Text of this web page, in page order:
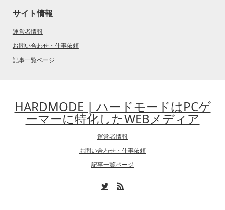
サイト情報
運営者情報
お問い合わせ・仕事依頼
記事一覧ページ
HARDMODE | ハードモードはPCゲ
ーマーに特化したWEBメディア
運営者情報
お問い合わせ・仕事依頼
記事一覧ページ